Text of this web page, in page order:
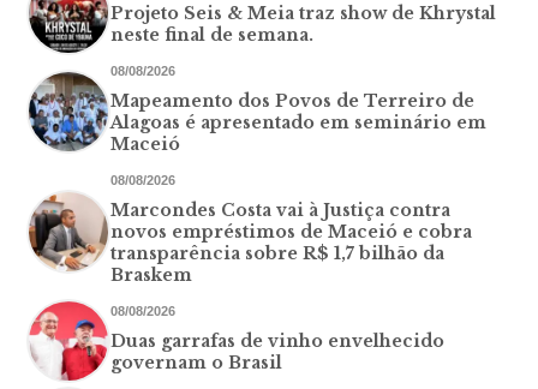
Projeto Seis & Meia traz show de Khrystal
neste final de semana.
08/08/2026
Mapeamento dos Povos de Terreiro de
Alagoas é apresentado em seminário em
Maceió
08/08/2026
Marcondes Costa vai à Justiça contra
novos empréstimos de Maceió e cobra
transparência sobre R$ 1,7 bilhão da
Braskem
08/08/2026
Duas garrafas de vinho envelhecido
governam o Brasil